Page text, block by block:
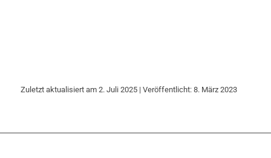
Zuletzt aktualisiert am 2. Juli 2025 | Veröffentlicht: 8. März 2023